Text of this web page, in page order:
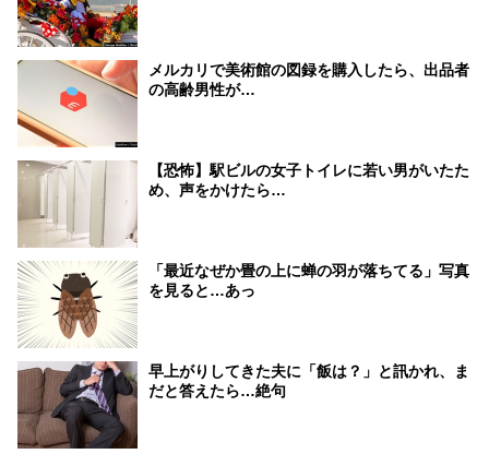
メルカリで美術館の図録を購入したら、出品者
の高齢男性が…
【恐怖】駅ビルの女子トイレに若い男がいたた
め、声をかけたら…
「最近なぜか畳の上に蝉の羽が落ちてる」写真
を見ると…あっ
早上がりしてきた夫に「飯は？」と訊かれ、ま
だと答えたら…絶句